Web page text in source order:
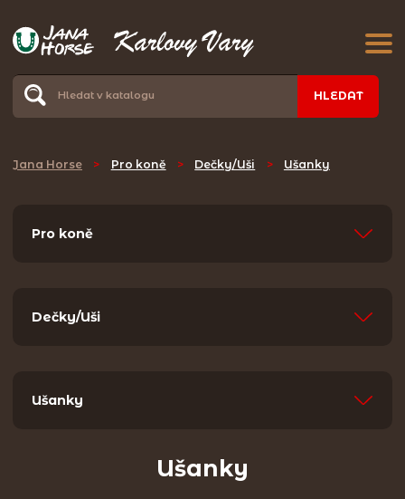
HLEDAT
Jana Horse > Pro koně > Dečky/Uši > Ušanky
Pro koně
Dečky/Uši
Ušanky
Ušanky